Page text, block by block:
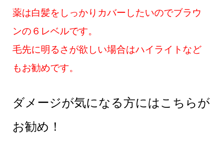
薬は白髪をしっかりカバーしたいのでブラウ
ンの６レベルです。
毛先に明るさが欲しい場合はハイライトなど
もお勧めです。
ダメージが気になる方にはこちらが
お勧め！